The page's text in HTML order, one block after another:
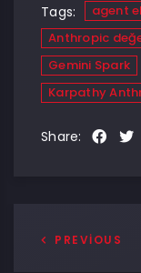
Tags:
agent
Anthropic
Gemini Spark
Karpathy
Share:
PREVIOUS